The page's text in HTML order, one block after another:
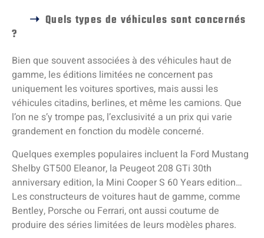
Quels types de véhicules sont concernés
?
Bien que souvent associées à des véhicules haut de
gamme, les éditions limitées ne concernent pas
uniquement les voitures sportives, mais aussi les
véhicules citadins, berlines, et même les camions. Que
l’on ne s’y trompe pas, l’exclusivité a un prix qui varie
grandement en fonction du modèle concerné.
Quelques exemples populaires incluent la Ford Mustang
Shelby GT500 Eleanor, la Peugeot 208 GTi 30th
anniversary edition, la Mini Cooper S 60 Years edition…
Les constructeurs de voitures haut de gamme, comme
Bentley, Porsche ou Ferrari, ont aussi coutume de
produire des séries limitées de leurs modèles phares.